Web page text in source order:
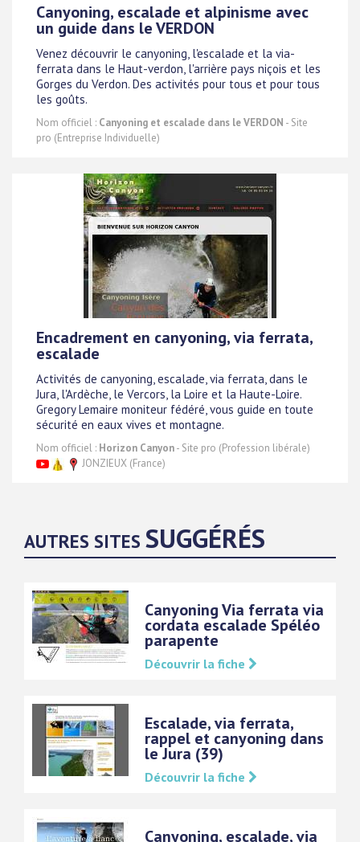
Canyoning, escalade et alpinisme avec
un guide dans le VERDON
Venez découvrir le canyoning, l'escalade et la via-
ferrata dans le Haut-verdon, l'arrière pays niçois et les
Gorges du Verdon. Des activités pour tous et pour tous
les goûts.
Nom officiel : Canyoning et escalade dans le VERDON - Site
pro (Entreprise Individuelle)
Encadrement en canyoning, via ferrata,
escalade
Activités de canyoning, escalade, via ferrata, dans le
Jura, l'Ardèche, le Vercors, la Loire et la Haute-Loire.
Gregory Lemaire moniteur fédéré, vous guide en toute
sécurité en eaux vives et montagne.
Nom officiel : Horizon Canyon- Site pro (Profession libérale)
JONZIEUX (France)
AUTRES SITES SUGGÉRÉS
Canyoning Via ferrata via
cordata escalade Spéléo
parapente
Découvrir la fiche
Escalade, via ferrata,
rappel et canyoning dans
le Jura (39)
Découvrir la fiche
Canyoning, escalade, via